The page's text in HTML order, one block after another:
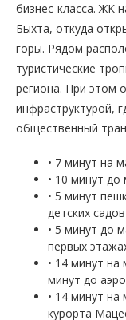
бизнес-класса. ЖК
Быхта, откуда
горы. Рядом
туристические
региона. При этом
инфраструктурой,
общественный
• 7 минут на
• 10 минут до
• 5 минут
детских садов
• 5 минут до
первых
• 14 минут
минут до
• 14 минут
курорта